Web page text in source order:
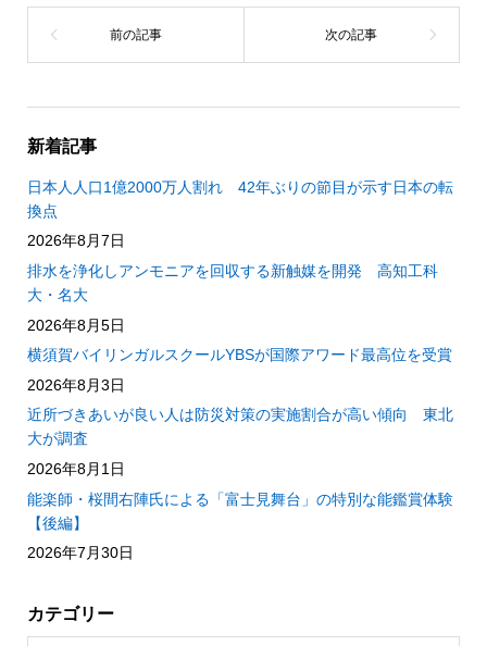
新着記事
日本人人口1億2000万人割れ 42年ぶりの節目が示す日本の転
換点
2026年8月7日
排水を浄化しアンモニアを回収する新触媒を開発 高知工科
大・名大
2026年8月5日
横須賀バイリンガルスクールYBSが国際アワード最高位を受賞
2026年8月3日
近所づきあいが良い人は防災対策の実施割合が高い傾向 東北
大が調査
2026年8月1日
能楽師・桜間右陣氏による「富士見舞台」の特別な能鑑賞体験
【後編】
2026年7月30日
カテゴリー